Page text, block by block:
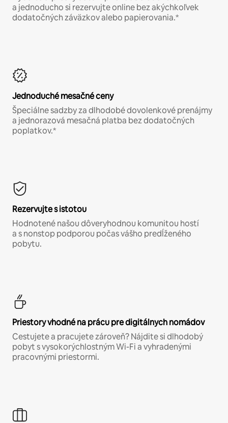
a jednoducho si rezervujte online bez akýchkoľvek
dodatočných záväzkov alebo papierovania.*
Jednoduché mesačné ceny
Špeciálne sadzby za dlhodobé dovolenkové prenájmy
a jednorazová mesačná platba bez dodatočných
poplatkov.*
Rezervujte s istotou
Hodnotené našou dôveryhodnou komunitou hostí
a s nonstop podporou počas vášho predĺženého
pobytu.
Priestory vhodné na prácu pre digitálnych nomádov
Cestujete a pracujete zároveň? Nájdite si dlhodobý
pobyt s vysokorýchlostným Wi-Fi a vyhradenými
pracovnými priestormi.